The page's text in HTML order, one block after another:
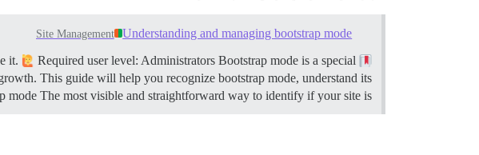
Understanding and managing bootstrap mode
Site Management
Required user level: Administrators Bootstrap mode is a special
This guide will help you recognize bootstrap mode, understand its
mode The most visible and straightforward way to identify if your site is …